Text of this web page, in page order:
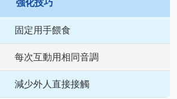
強化技巧
固定用手餵食
每次互動用相同音調
減少外人直接接觸